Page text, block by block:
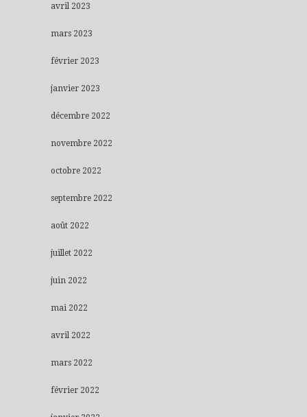
avril 2023
mars 2023
février 2023
janvier 2023
décembre 2022
novembre 2022
octobre 2022
septembre 2022
août 2022
juillet 2022
juin 2022
mai 2022
avril 2022
mars 2022
février 2022